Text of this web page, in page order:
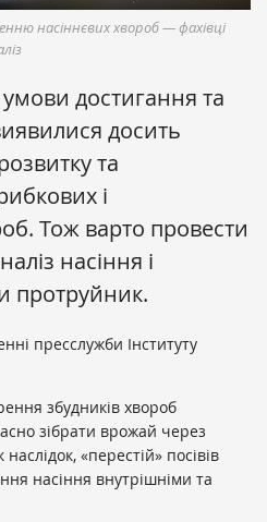
насіннєвих хвороб — фахівці
умови достигання та
досить
та
і
Тож варто провести
насіння і
протруйник.
пресслужби Інституту
збудників хвороб
зібрати врожай через
«перестій» посівів
насіння внутрішніми та